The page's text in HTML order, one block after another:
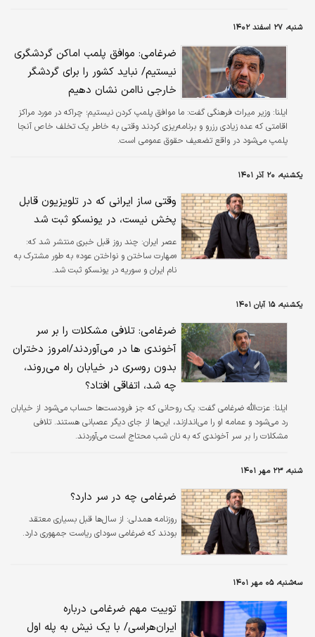
شنبه، ۲۷ اسفند ۱۴۰۲
ضرغامی: موافق پلمب اماکن گردشگری
نیستیم/ نباید کشور را برای گردشگر
خارجی ناامن نشان دهیم
ایلنا: وزیر میراث فرهنگی گفت: ما موافق پلمپ کردن نیستیم؛ چراکه در مورد مراکز
اقامتی که عده زیادی رزرو و برنامه‌ریزی کردند وقتی به خاطر یک تخلف خاص آنجا
پلمپ می‌شود در واقع تضعیف حقوق عمومی است.
یکشنبه، ۲۰ آذر ۱۴۰۱
وقتی ساز ایرانی که در تلویزیون قابل
پخش نیست، در یونسکو ثبت شد
عصر ایران: چند روز قبل خبری منتشر شد که:
«مهارت ساختن و نواختن عود» به طور مشترک به
نام ایران و سوریه در یونسکو ثبت شد.
یکشنبه، ۱۵ آبان ۱۴۰۱
ضرغامی: تلافی مشکلات را بر سر
آخوندی ها در می‌آوردند/امروز دختران
بدون روسری در خیابان راه می‌روند،
چه شد، اتفاقی افتاد؟
ایلنا:
عزت‌الله ضرغامی گفت: یک روحانی که جز فرودست‌ها حساب می‌شود از خیابان
رد می‌شود و عمامه او را می‌اندازند، این‌ها از جای دیگر عصبانی هستند. تلافی
مشکلات را بر سر آخوندی که به نان شب محتاج است می‌آوردند.
شنبه، ۲۳ مهر ۱۴۰۱
ضرغامی چه در سر دارد؟
روزنامه همدلی: از سال‌ها قبل بسیاری معتقد
بودند که ضرغامی سودای ریاست جمهوری دارد.
سه‌شنبه، ۰۵ مهر ۱۴۰۱
توییت مهم ضرغامی درباره
ایران‌هراسی/ با یک نیش به پله اول